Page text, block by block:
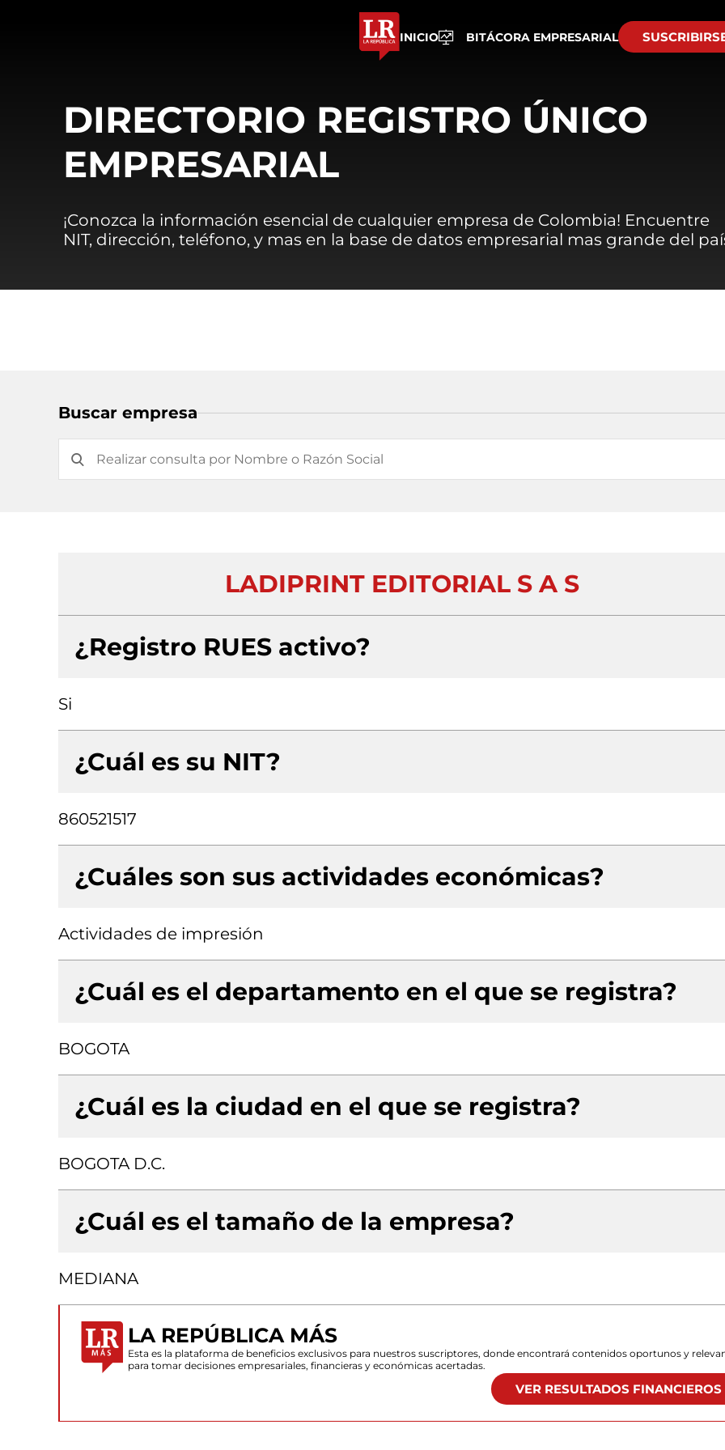
INICIO BITÁCORA EMPRESARIAL
DIRECTORIO REGISTRO ÚNICO
EMPRESARIAL
¡Conozca la información esencial de cualquier empresa de Colombia! Encuentre
NIT, dirección, teléfono, y mas en la base de datos empresarial mas grande del
Buscar empresa
LADIPRINT EDITORIAL S A S
¿Registro RUES activo?
Si
¿Cuál es su NIT?
860521517
¿Cuáles son sus actividades económicas?
Actividades de impresión
¿Cuál es el departamento en el que se registra?
BOGOTA
¿Cuál es la ciudad en el que se registra?
BOGOTA D.C.
¿Cuál es el tamaño de la empresa?
MEDIANA
LA REPÚBLICA MÁS
Esta es la plataforma de beneficios exclusivos para nuestros suscriptores, donde encontrará contenidos oportunos y
para tomar decisiones empresariales, financieras y económicas acertadas.
VER RESULTADOS FINANCIEROS